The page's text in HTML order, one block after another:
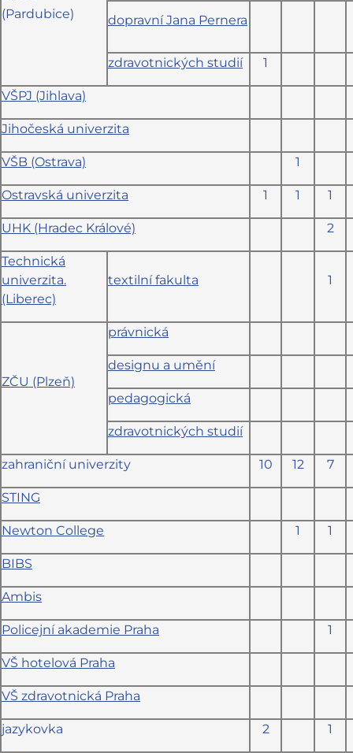
(Pardubice)
dopravní Jana Pernera
zdravotnických studií 1
VŠPJ (Jihlava)
Jihočeská univerzita
VŠB (Ostrava) 1
Ostravská univerzita 1 1 1
UHK (Hradec Králové) 2
Technická
univerzita.
(Liberec)
textilní fakulta 1
ZČU (Plzeň)
právnická
designu a umění
pedagogická
zdravotnických studií
zahraniční univerzity 10 12 7
STING
Newton College 1 1
BIBS
Ambis
Policejní akademie Praha 1
VŠ hotelová Praha
VŠ zdravotnická Praha
jazykovka 2 1